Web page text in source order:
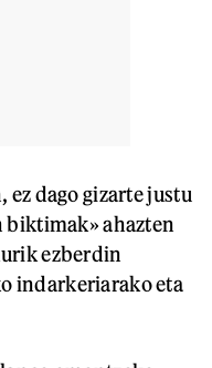
ez dago gizarte justu
ahazten
ezberdin
indarkeriarako eta